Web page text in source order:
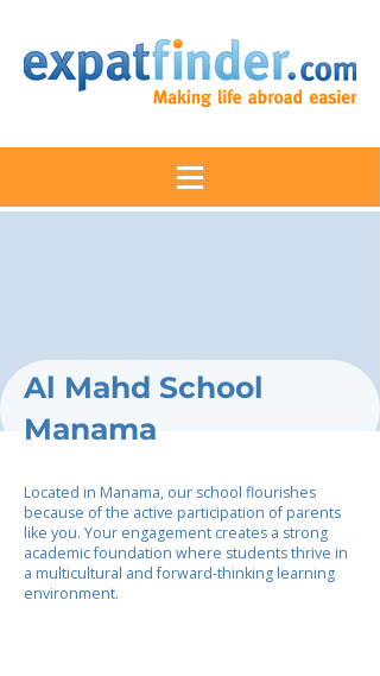
Al Mahd School
Manama
Located in Manama, our school flourishes
because of the active participation of parents
like you. Your engagement creates a strong
academic foundation where students thrive in
a multicultural and forward-thinking learning
environment.